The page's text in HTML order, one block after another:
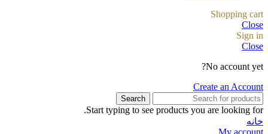
Shopping cart
Close
Sign in
Close
No account yet?
Create an Account
Search
Start typing to see products you are looking for.
خانه